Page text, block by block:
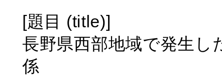
[題目 (title)]
長野県西部地域で発生し
係